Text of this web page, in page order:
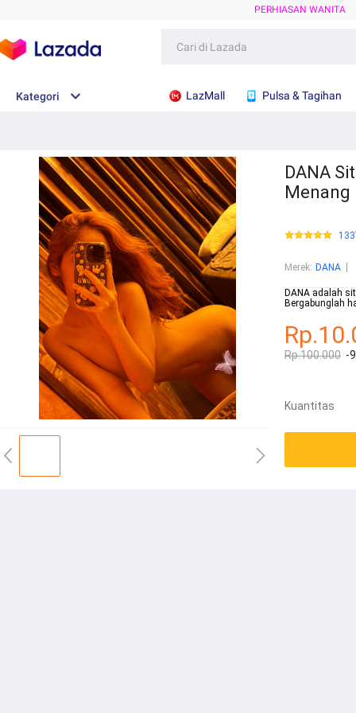
PERHIASAN WANITA
Kategori LazMall Pulsa & Tagihan
DANA
Menang
Merek: DANA
DANA adalah
Bergabunglah
Rp.100.000 -
Kuantitas